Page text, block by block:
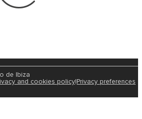
de Ibiza
and cookies policy|Privacy preferences